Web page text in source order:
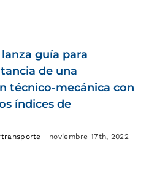
guía para
de una
técnico-mecánica con
índices de
| noviembre 17th, 2022